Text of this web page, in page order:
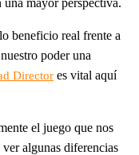
mayor perspectiva.
beneficio real frente a
poder una
Director es vital aquí
el juego que nos
algunas diferencias